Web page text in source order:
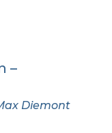
–
Diemont